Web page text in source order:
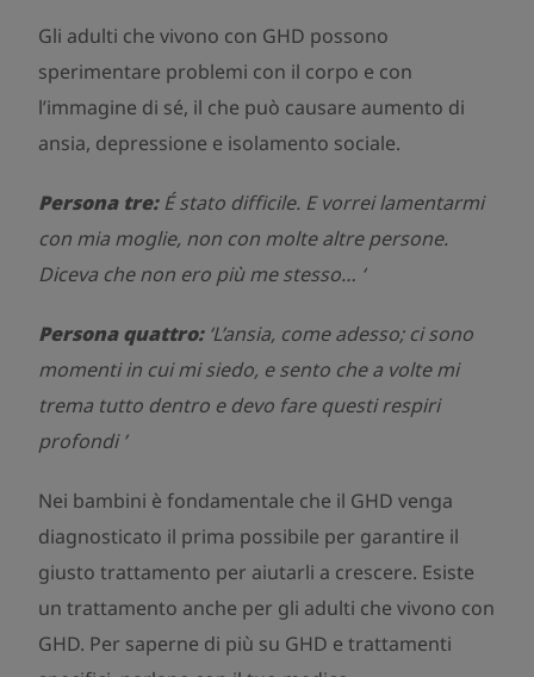
Gli adulti che vivono con GHD possono
sperimentare problemi con il corpo e con
l’immagine di sé, il che può causare aumento di
ansia, depressione e isolamento sociale.
Persona tre:É stato difficile. E vorrei lamentarmi
con mia moglie, non con molte altre persone.
Diceva che non ero più me stesso… ‘
Persona quattro: ‘L’ansia, come adesso; ci sono
momenti in cui mi siedo, e sento che a volte mi
trema tutto dentro e devo fare questi respiri
profondi ’
Nei bambini è fondamentale che il GHD venga
diagnosticato il prima possibile per garantire il
giusto trattamento per aiutarli a crescere. Esiste
un trattamento anche per gli adulti che vivono con
GHD. Per saperne di più su GHD e trattamenti